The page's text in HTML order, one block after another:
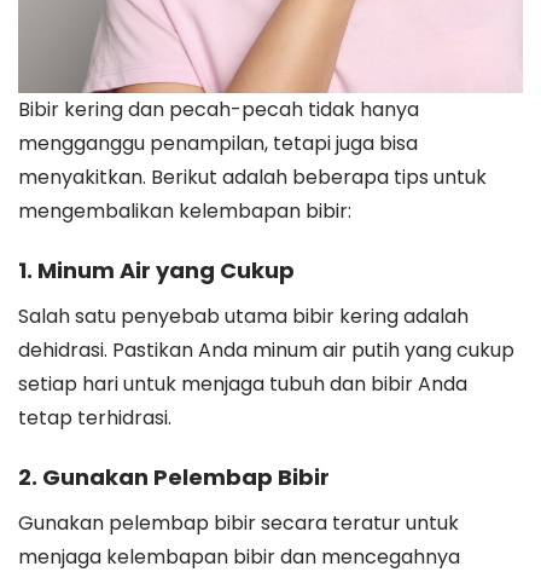
Bibir kering dan pecah-pecah tidak hanya
mengganggu penampilan, tetapi juga bisa
menyakitkan. Berikut adalah beberapa tips untuk
mengembalikan kelembapan bibir:
1. Minum Air yang Cukup
Salah satu penyebab utama bibir kering adalah
dehidrasi. Pastikan Anda minum air putih yang cukup
setiap hari untuk menjaga tubuh dan bibir Anda
tetap terhidrasi.
2. Gunakan Pelembap Bibir
Gunakan pelembap bibir secara teratur untuk
menjaga kelembapan bibir dan mencegahnya